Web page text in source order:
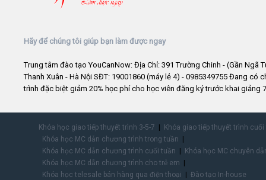
Hãy để chúng tôi giúp bạn làm được ngay
Trung tâm đào tạo YouCanNow: Địa Chỉ: 391 Trường Chinh - (Gần Ngã
Thanh Xuân - Hà Nội SĐT: 19001860 (máy lẻ 4) - 0985349755 Đang có
trình đặc biệt giảm 20% học phí cho học viên đăng ký trước khai giảng
Khóa học giao tiếp thuyết trình 3-5-7
Khóa giao tiếp thuyết trình
Khóa học MC dẫn chương trình trong tuần
Khóa học MC dẫn chương trình cuối tuần
Khóa học MC chuyên
Khóa học MC dẫn chương trình cho trẻ em
Khóa học telesale bán hàng qua điện thoại
Đào tạo In-house